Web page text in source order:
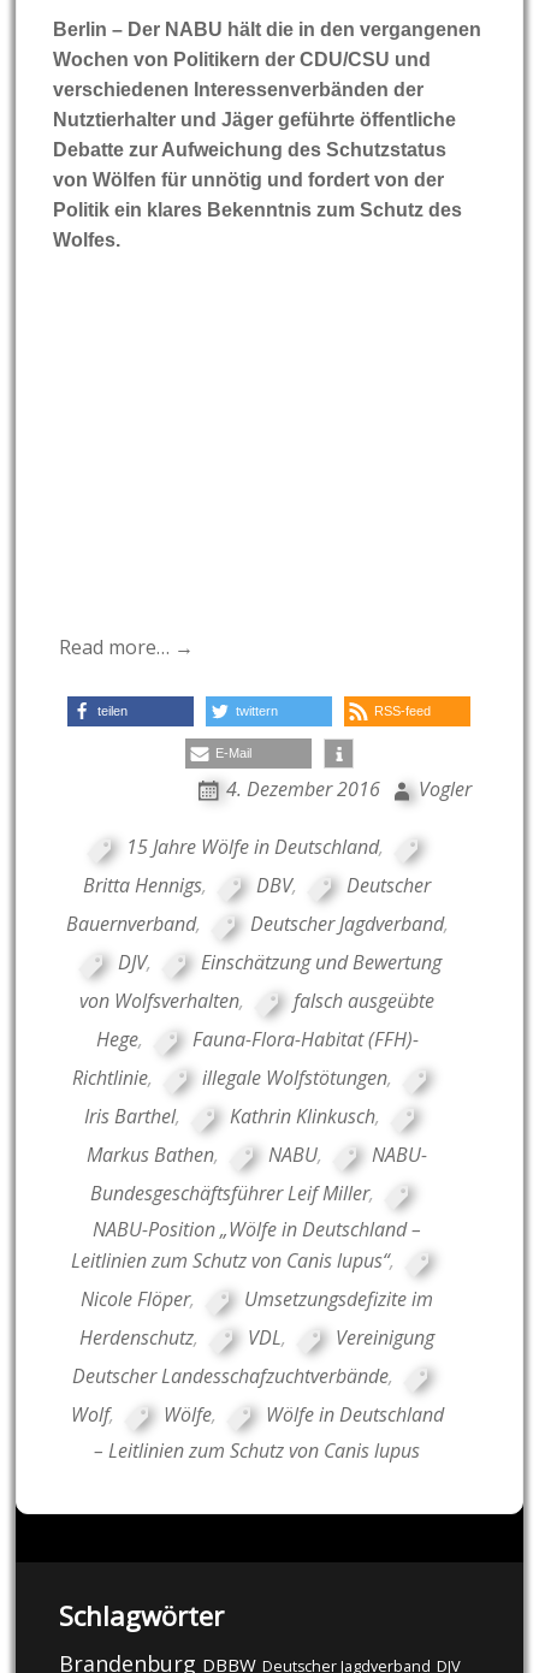
Berlin – Der NABU hält die in den vergangenen
Wochen von Politikern der CDU/CSU und
verschiedenen Interessenverbänden der
Nutztierhalter und Jäger geführte öffentliche
Debatte zur Aufweichung des Schutzstatus
von Wölfen für unnötig und fordert von der
Politik ein klares Bekenntnis zum Schutz des
Wolfes.
Read more… →
teilen twittern RSS-feed
E-Mail
4. Dezember 2016 Vogler
15 Jahre Wölfe in Deutschland,
Britta Hennigs, DBV,
Deutscher
Bauernverband, Deutscher Jagdverband,
DJV,
Einschätzung und Bewertung
von Wolfsverhalten,
falsch ausgeübte
Hege,
Fauna-Flora-Habitat (FFH)-
Richtlinie, illegale Wolfstötungen,
Iris Barthel, Kathrin Klinkusch,
Markus Bathen, NABU,
NABU-
Bundesgeschäftsführer Leif Miller,
NABU-Position „Wölfe in Deutschland –
Leitlinien zum Schutz von Canis lupus“,
Nicole Flöper,
Umsetzungsdefizite im
Herdenschutz, VDL,
Vereinigung
Deutscher Landesschafzuchtverbände,
Wolf, Wölfe,
Wölfe in Deutschland
– Leitlinien zum Schutz von Canis lupus
Schlagwörter
Brandenburg DBBW Deutscher Jagdverband DJV